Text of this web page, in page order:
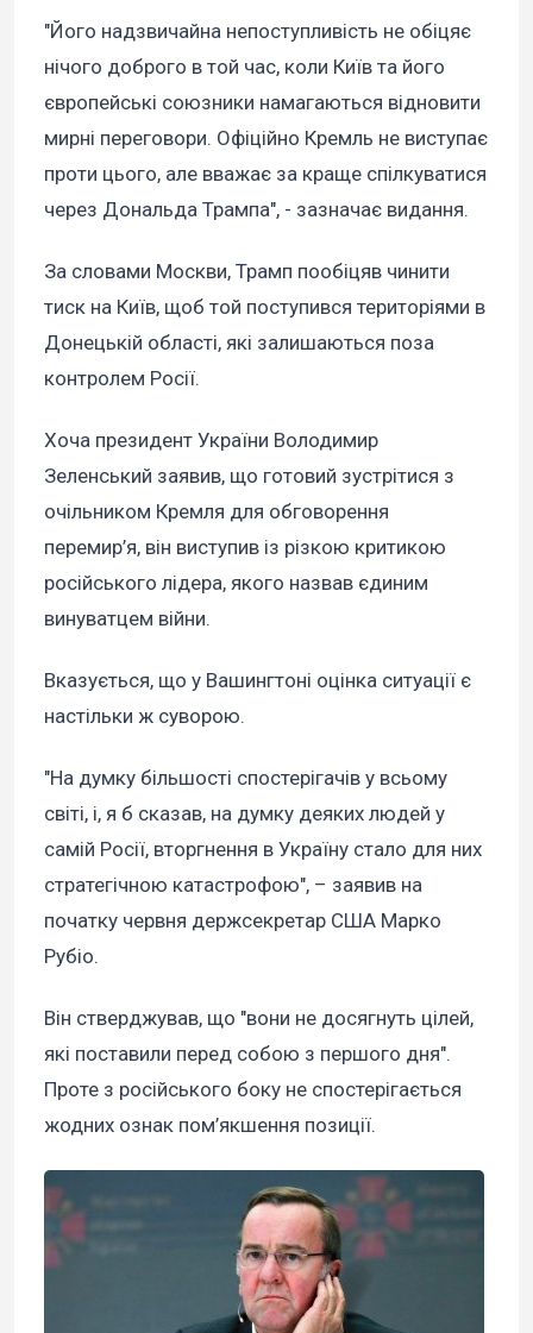
"Його надзвичайна непоступливість не обіцяє
нічого доброго в той час, коли Київ та його
європейські союзники намагаються відновити
мирні переговори. Офіційно Кремль не виступає
проти цього, але вважає за краще спілкуватися
через Дональда Трампа", - зазначає видання.
За словами Москви, Трамп пообіцяв чинити
тиск на Київ, щоб той поступився територіями в
Донецькій області, які залишаються поза
контролем Росії.
Хоча президент України Володимир
Зеленський заявив, що готовий зустрітися з
очільником Кремля для обговорення
перемир’я, він виступив із різкою критикою
російського лідера, якого назвав єдиним
винуватцем війни.
Вказується, що у Вашингтоні оцінка ситуації є
настільки ж суворою.
"На думку більшості спостерігачів у всьому
світі, і, я б сказав, на думку деяких людей у
самій Росії, вторгнення в Україну стало для них
стратегічною катастрофою", – заявив на
початку червня держсекретар США Марко
Рубіо.
Він стверджував, що "вони не досягнуть цілей,
які поставили перед собою з першого дня".
Проте з російського боку не спостерігається
жодних ознак пом’якшення позиції.